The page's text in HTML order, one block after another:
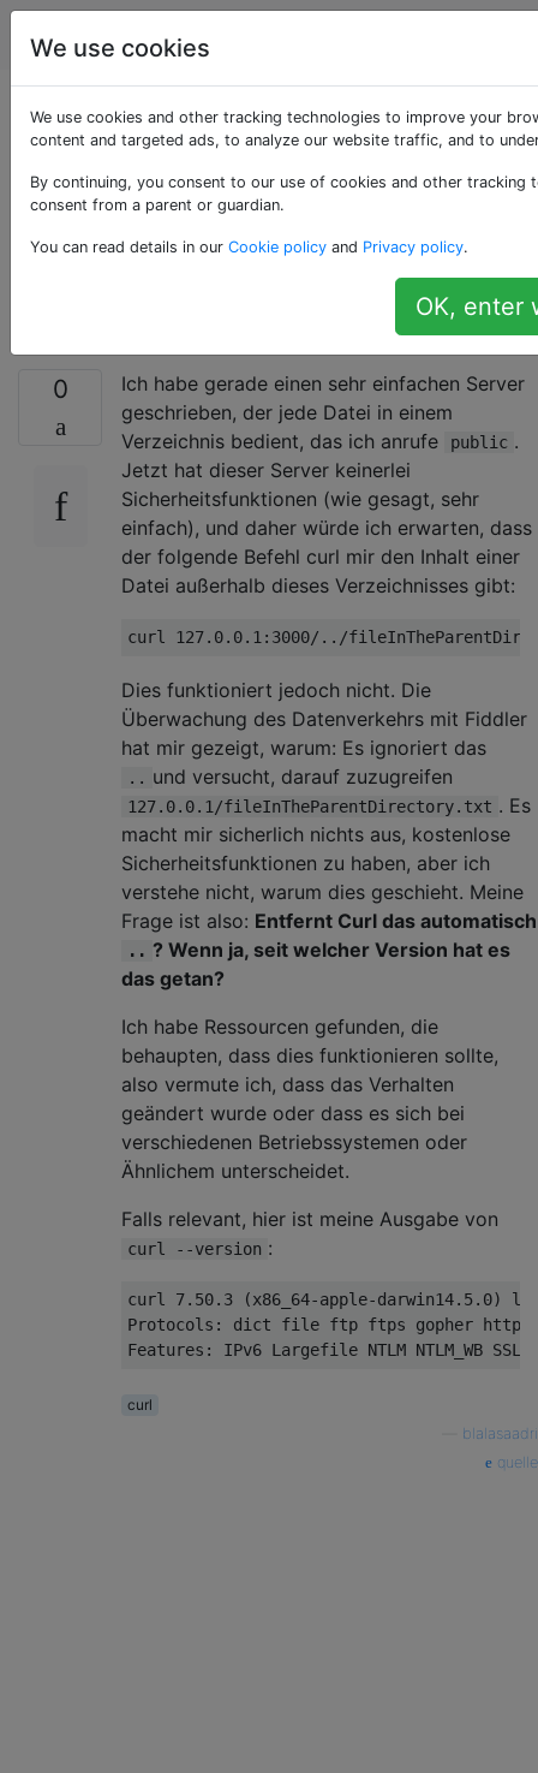
Computerbenutzer
Abrufen des
übergeordneten
Verzeichnisses mit
0
Ich habe gerade einen sehr einfachen Server
geschrieben, der jede Datei in einem
Verzeichnis bedient, das ich anrufe
public .
Jetzt hat dieser Server keinerlei
Sicherheitsfunktionen (wie gesagt, sehr
einfach), und daher würde ich erwarten, dass
der folgende Befehl curl mir den Inhalt einer
Datei außerhalb dieses Verzeichnisses gibt:
Dies funktioniert jedoch nicht. Die
Überwachung des Datenverkehrs mit Fiddler
hat mir gezeigt, warum: Es ignoriert das
.. und versucht, darauf zuzugreifen
127.0.0.1/fileInTheParentDirectory.txt . Es
macht mir sicherlich nichts aus, kostenlose
Sicherheitsfunktionen zu haben, aber ich
verstehe nicht, warum dies geschieht. Meine
Frage ist also: Entfernt Curl das automatisch
.. ? Wenn ja, seit welcher Version hat es
das getan?
Ich habe Ressourcen gefunden, die
behaupten, dass dies funktionieren sollte,
also vermute ich, dass das Verhalten
geändert wurde oder dass es sich bei
verschiedenen Betriebssystemen oder
Ähnlichem unterscheidet.
Falls relevant, hier ist meine Ausgabe von
curl --version :
curl 7.50.3 (x86_64-apple-darwin14.5.0)
Protocols: dict file ftp ftps gopher http
curl
blalasaadri
quelle
We use cookies
We use cookies and other tracking technologies to improve your
content and targeted ads, to analyze our website traffic, and to
By continuing, you consent to our use of cookies and other
consent from a parent or guardian.
You can read details in our Cookie policy and Privacy policy.
OK, enter